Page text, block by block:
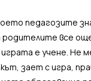
педагозите
все
играта е учене. Не
зает с игра,